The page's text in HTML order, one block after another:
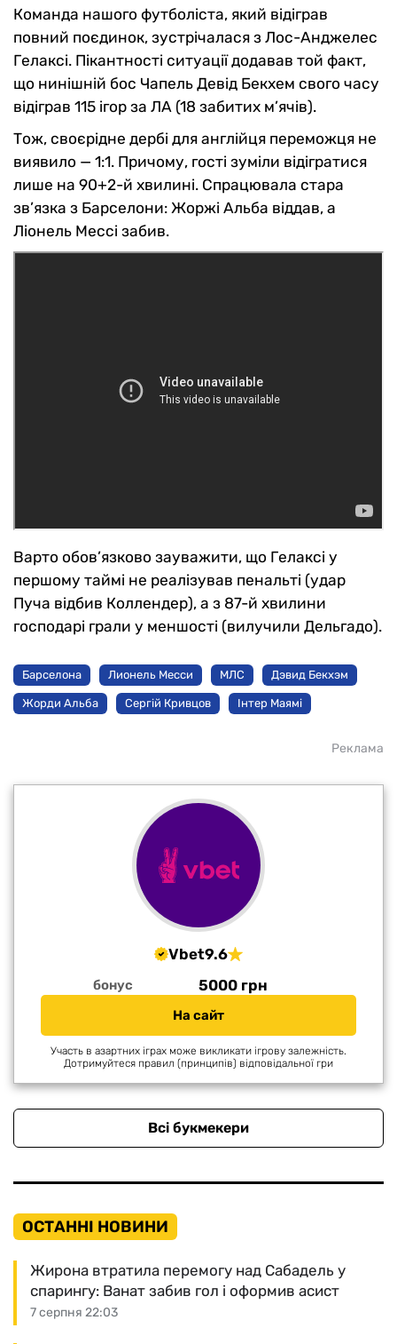
Команда нашого футболіста, який відіграв
повний поєдинок, зустрічалася з Лос-Анджелес
Гелаксі. Пікантності ситуації додавав той факт,
що нинішній бос Чапель Девід Бекхем свого часу
відіграв 115 ігор за ЛА (18 забитих м’ячів).
Тож, своєрідне дербі для англійця переможця не
виявило — 1:1. Причому, гості зуміли відігратися
лише на 90+2-й хвилині. Спрацювала стара
зв’язка з Барселони: Жоржі Альба віддав, а
Ліонель Мессі забив.
Варто обов’язково зауважити, що Гелаксі у
першому таймі не реалізував пенальті (удар
Пуча відбив Коллендер), а з 87-й хвилини
господарі грали у меншості (вилучили Дельгадо).
Барселона Лионель Месси МЛС Дэвид Бекхэм
Жорди Альба Сергій Кривцов Інтер Маямі
Реклама
Vbet9.6
бонус 5000 грн
На сайт
Участь в азартних іграх може викликати ігрову залежність.
Дотримуйтеся правил (принципів) відповідальної гри
Всі букмекери
ОСТАННІ НОВИНИ
7 серпня 22:03
Жирона втратила перемогу над Сабадель у
спарингу: Ванат забив гол і оформив асист